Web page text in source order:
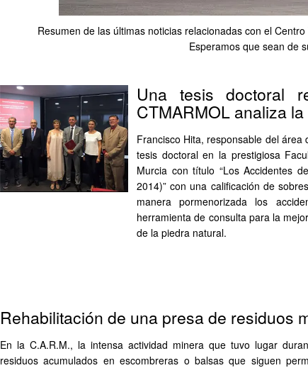
Resumen de las últimas noticias relacionadas con el
Esperamos que sean de
Una tesis doctoral
CTMARMOL analiza
Francisco Hita, responsable del
tesis doctoral en la prestigiosa
Murcia con título “Los Accidentes
2014)” con una calificación de
manera pormenorizada los
herramienta de consulta para la
de la piedra natural.
Rehabilitación de una presa de residuos
En la C.A.R.M., la intensa actividad minera que tuvo lugar
residuos acumulados en escombreras o balsas que siguen